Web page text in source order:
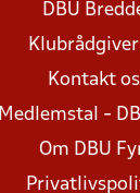
DBU
Kontakt os
Medlemstal -
Om DBU